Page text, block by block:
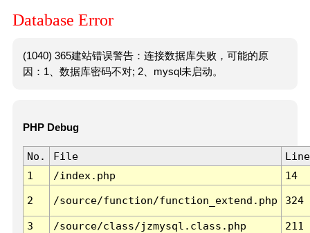
Database Error
(1040) 365建站错误警告：连接数据库失败，可能的原
因：1、数据库密码不对; 2、mysql未启动。
PHP Debug
No. File
Line
1
/index.php 14
2 /source/function/function_extend.php 324
3 /source/class/jzmysql.class.php
211